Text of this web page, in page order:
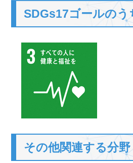
SDGs17ゴールのう
その他関連する分野